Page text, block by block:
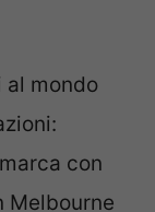
al mondo
con
Melbourne